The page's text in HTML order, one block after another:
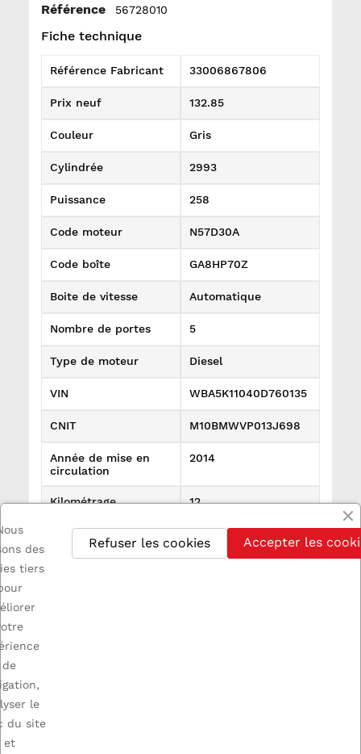
Référence 56728010
Fiche technique
Référence Fabricant 33006867806
Prix neuf 132.85
Couleur Gris
Cylindrée 2993
Puissance 258
Code moteur N57D30A
Code boîte GA8HP70Z
Boite de vitesse Automatique
Nombre de portes 5
Type de moteur Diesel
VIN WBA5K11040D760135
CNIT M10BMWVP013J698
Année de mise en
circulation
2014
Kilométrage 12
Références spécifiques
État
INFORMATIONS
A PROPOS
des
tiers
de
le
du site
et
Accepter les
Refuser les cookies